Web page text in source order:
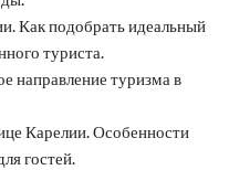
Как подобрать идеальный
туриста.
направление туризма в
Карелии. Особенности
гостей.